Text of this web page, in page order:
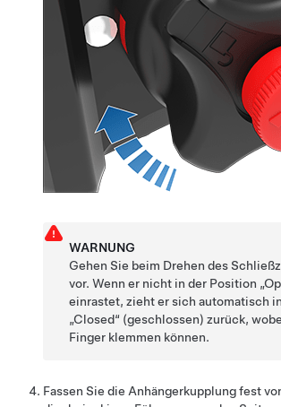
WARNUNG
Gehen Sie beim Drehen des
vor. Wenn er nicht in der Position
einrastet, zieht er sich automatisch
„Closed“ (geschlossen) zurück,
Finger klemmen können.
Fassen Sie die Anhängerkupplung fest